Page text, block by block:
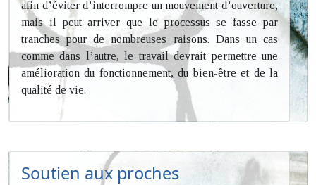
afin d’éviter d’interrompre un mouvement d’ouverture,
mais il peut arriver que le processus se fasse par
tranches pour de nombreuses raisons. Dans un cas
comme dans l’autre, le travail devrait permettre une
amélioration du fonctionnement, du bien-être et de la
qualité de vie.
Soutien aux proches